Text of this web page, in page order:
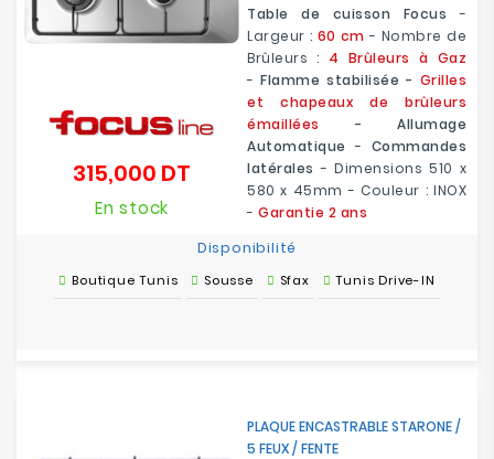
Table de cuisson Focus-
Largeur : 60 cm - Nombre de
Brûleurs : 4 Brûleurs à Gaz
-Flamme stabilisée - Grilles
et chapeaux de brûleurs
émaillées - Allumage
Automatique - Commandes
latérales - Dimensions 510 x
580 x 45mm - Couleur : INOX
- Garantie 2 ans
315,000 DT
En stock
Disponibilité
Boutique Tunis Sousse Sfax Tunis Drive-IN
PLAQUE ENCASTRABLE STARONE /
5 FEUX / FENTE